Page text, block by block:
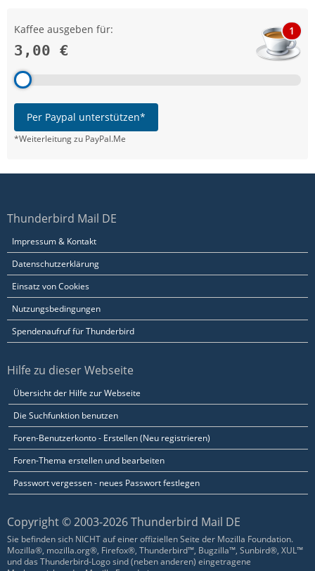
Kaffee ausgeben für:
3,00 €
1
Per Paypal unterstützen*
*Weiterleitung zu PayPal.Me
Thunderbird Mail DE
Impressum & Kontakt
Datenschutzerklärung
Einsatz von Cookies
Nutzungsbedingungen
Spendenaufruf für Thunderbird
Hilfe zu dieser Webseite
Übersicht der Hilfe zur Webseite
Die Suchfunktion benutzen
Foren-Benutzerkonto - Erstellen (Neu registrieren)
Foren-Thema erstellen und bearbeiten
Passwort vergessen - neues Passwort festlegen
Copyright © 2003-2026 Thunderbird Mail DE
Sie befinden sich NICHT auf einer offiziellen Seite der Mozilla Foundation.
Mozilla®, mozilla.org®, Firefox®, Thunderbird™, Bugzilla™, Sunbird®, XUL™
und das Thunderbird-Logo sind (neben anderen) eingetragene